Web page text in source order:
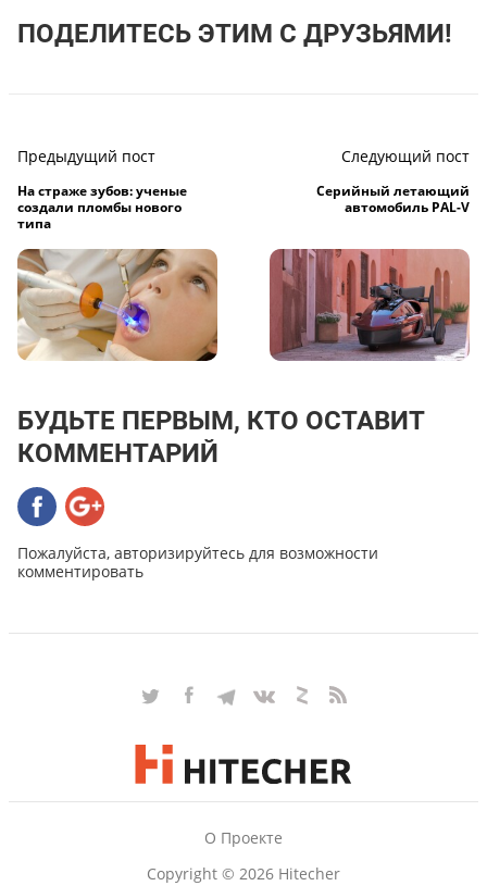
ПОДЕЛИТЕСЬ ЭТИМ С ДРУЗЬЯМИ!
Предыдущий пост
На страже зубов: ученые
создали пломбы нового
типа
Следующий пост
Серийный летающий
автомобиль PAL-V
БУДЬТЕ ПЕРВЫМ, КТО ОСТАВИТ
КОММЕНТАРИЙ
Пожалуйста, авторизируйтесь для возможности
комментировать
Copyright © 2026 Hitecher
О Проекте